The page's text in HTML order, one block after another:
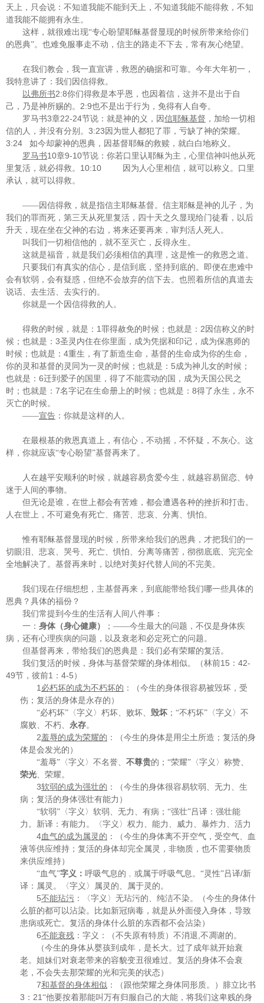
天上，只会说：不知道我能不能到天上，不知道我能不能得救，不知
道我能不能拥有永生。
这样，就很难出现“专心盼望耶稣基督显现的时候所带来给你们
的恩典”。也难免服事走不动，信主的路走不下去，常有灰心绝望。
在我们教会，我一直宣讲，救恩的确据和可靠。今年大年初一，
我特意讲了：我们因信得救。
以弗所书2:8你们得救是本乎恩，也因着信，这并不是出于自
己，乃是神所赐的。 2:9也不是出于行为，免得有人自夸。
罗马书3章22-24节说：就是神的义，因信耶稣基督 ，加给一切相
信的人，并没有分别。 3:23 因为世人都犯了罪，亏缺了神的荣耀。
3:24 如今却蒙神的恩典，因基督耶稣的救赎，就白白地称义。
罗马书10章9-10节说：你若口里认耶稣为主，心里信神叫他从死
里复活，就必得救。 10:10
因为人心里相信，就可以称义。口里
承认，就可以得救。
——因信得救，就是指信主耶稣基督。信主耶稣是神的儿子，为
我们的罪而死，第三天从死里复活，四十天之久显现给门徒看，以后
升天，现在坐在父神的右边，将来还要再来，审判活人死人。
叫我们一切相信他的，就不至灭亡，反得永生。
这就是福音，就是我们必须相信的真理，这是惟一的救恩之道。
只要我们有真实的信心，是信到底，坚持到底的。即便在患难中
会有软弱，会有疑惑，但绝不会放弃的信下去。也照着所信的真道去
说话、去生活、去实行的。
你就是一个因信得救的人。
得救的时候，就是： 1 罪得赦免的时候；也就是： 2 因信称义的时
候；也就是： 3圣灵内住在你里面，成为凭据和印记，成为保惠师的
时候；也就是： 4重生，有了新造生命，基督的生命成为你的生命，
你的灵和基督的灵同为一灵的时候；也就是： 5成为神儿女的时候；
也就是： 6迁到爱子的国里，得了不能震动的国，成为天国公民之
时；也就是： 7名字记在生命册上的时候；也就是： 8得了永生，永不
灭亡的时候。
——宣告 ：你就是这样的人。
在最根基的救恩真道上，有信心，不动摇，不怀疑，不灰心。这
样，你就应该“专心盼望”基督再来了。
人在越平安顺利的时候，就越容易贪爱今生，就越容易留恋、钟
迷于人间的事物。
但无论是谁，在世上都会有苦难，都会遭遇各种的挫折和打击。
人在世上，不可避免有死亡、痛苦、悲哀、分离、惧怕。
惟有耶稣基督显现的时候，所带来给我们的恩典，才把我们的一
切眼泪、悲哀、哭号、死亡、惧怕、分离等痛苦，彻彻底底、完完全
全地解决了。基督再来时，以绝对美好代替人间的不完美。
我们现在仔细想想，主基督再来，到底能带给我们哪一些具体的
恩典？具体的福份？
我们常提到今生的生活有人间八件事：
一： 身体（身心健康）
；——今生最大的问题，不仅是身体疾
病，还有心理疾病的问题，以及衰老和必定死亡的问题。
但基督再来，带给我们的恩典是：我们必有荣耀的复活。
我们复活的时候，身体与基督荣耀的身体相似。（林前15 ： 42-
49节，彼前1 ： 4-5 ）
1 必朽坏的成为不朽坏的 ：（今生的身体很容易被毁坏，受
伤；复活的身体是永存的）
“必朽坏”〈字义〉朽坏、败坏、 毁坏 ；“不朽坏”〈字义〉不
腐败、不朽、 永存。
2羞辱的成为荣耀的 ：（今生的身体是用尘土所造；复活的身
体是会发光的）
“羞辱”〈字义〉不名誉、 不尊贵的；“荣耀”〈字义〉称赞、
荣光、荣耀。
3软弱的成为强壮的 ：（今生的身体很容易软弱、无力、生
病；复活的身体强壮有能力）
“软弱”〈字义〉软弱、无力、有病；“强壮”吕译：强壮能
力。新译：有能力。〈字义〉权力、能力、威力、暴炸力、活力
4血气的成为属灵的 ：（今生的身体离不开空气，受空气、血
液等供应维持；复活的身体却完全属灵，非物质，也不需要物质
来供应维持）
“血气”字义： 呼吸气息的﹐或属于呼吸气息。“灵性”吕译/新
译：属灵。〈字义〉属灵的、属于灵的。
5不能玷污 ：〈字义〉无玷污的、纯洁不染。（今生的身体什
么脏的都可以沾染。比如新冠病毒，就是从外面侵入身体，导致
患病或死亡。复活的身体什么脏的东西都不会沾染）
6不能衰残 ：字义：（不失原有特质）不消退 不凋谢的。
（今生的身体从婴孩到成年，是长大。过了成年就开始衰
老。姐妹们对衰老带来的容貌变丑很难过。复活的身体不会衰
老，不会失去那荣耀的光和完美的状态）
7和基督的身体相似 ：（跟他荣耀之身体同形质。）腓立比书
3 ： 21 “他要按着那能叫万有归服自己的大能，将我们这卑贱的身